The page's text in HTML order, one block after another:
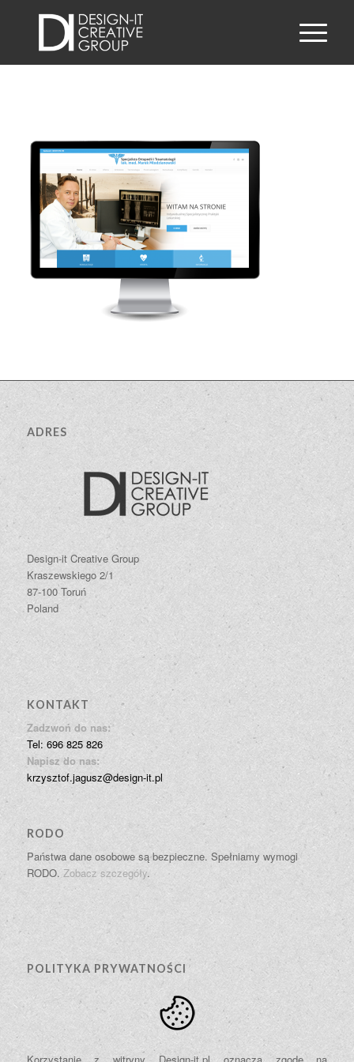
ADRES
Design-it Creative Group
Kraszewskiego 2/1
87-100 Toruń
Poland
KONTAKT
Zadzwoń do nas:
Tel: 696 825 826
Napisz do nas:
krzysztof.jagusz@design-it.pl
RODO
Państwa dane osobowe są bezpieczne. Spełniamy wymogi
RODO. Zobacz szczegóły.
POLITYKA PRYWATNOŚCI